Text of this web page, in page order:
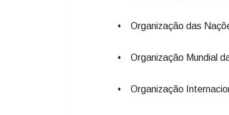
• Organização das
• Organização Mundial
• Organização